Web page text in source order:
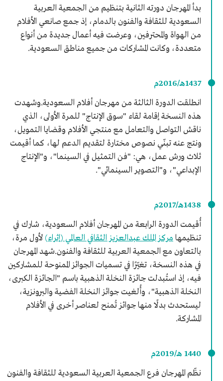
بدأ المهرجان دورته الثانية بتنظيم من الجمعية العربية
السعودية للثقافة والفنون بالدمام، إذ جمع صانعي الأفلام
من الهواة والمحترفين، وعرضت فيه أعمال جديدة من أنواع
متعددة، وكانت المشاركات من جميع مناطق السعودية.
1437هـ/2016م
انطلقت الدورة الثالثة من مهرجان أفلام السعودية.وشهدت
هذه النسخة إقامة لقاء "سوق الإنتاج" للمرة الأولى، الذي
ناقش التواصل والتعامل مع منتجي الأفلام وقضايا التمويل،
ونتج عنه تبنّي نصوص مختارة لتقديم الدعم لها، كما أقيمت
ثلاث ورش عمل، هي: "فن التمثيل في السينما"، و"الإنتاج
الإبداعي"، و"التصوير السينمائي".
1438هـ/2017م
أُقيمت الدورة الرابعة من المهرجان أفلام السعودية، شارك في
تنظيمها مركز الملك عبدالعزيز الثقافي العالمي (إثراء) لأول مرة،
بالتعاون مع الجمعية العربية للثقافة والفنون.شهد المهرجان
في هذه النسخة، تغيّرًا في تسميات الجوائز الممنوحة للمشاركين
فيه، إذ استُبدلت جائزة النخلة الذهبية باسم "الجائزة الكبرى،
النخلة الذهبية"، وأُلغيت جوائز النخلة الفضية والبرونزية،
ليستحدث بدلًا منها جوائز تُمنح لعناصر أخرى في الأفلام
المشاركة.
1440 هـ/2019م
نظّم المهرجان فرع الجمعية العربية السعودية للثقافة والفنون